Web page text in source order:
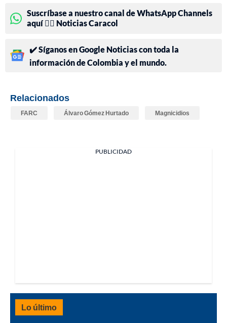
Suscríbase a nuestro canal de WhatsApp Channels
aquí 👉🏻 Noticias Caracol
✔️ Síganos en Google Noticias con toda la
información de Colombia y el mundo.
Relacionados
FARC Álvaro Gómez Hurtado Magnicidios
PUBLICIDAD
Lo último